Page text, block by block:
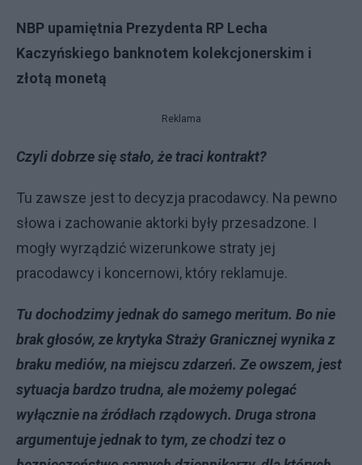
NBP upamiętnia Prezydenta RP Lecha
Kaczyńskiego banknotem kolekcjonerskim i
złotą monetą
Reklama
Czyli dobrze się stało, że traci kontrakt?
Tu zawsze jest to decyzja pracodawcy. Na pewno
słowa i zachowanie aktorki były przesadzone. I
mogły wyrządzić wizerunkowe straty jej
pracodawcy i koncernowi, który reklamuje.
Tu dochodzimy jednak do samego meritum. Bo nie
brak głosów, ze krytyka Straży Granicznej wynika z
braku mediów, na miejscu zdarzeń. Ze owszem, jest
sytuacja bardzo trudna, ale możemy polegać
wyłącznie na źródłach rządowych. Druga strona
argumentuje jednak to tym, ze chodzi tez o